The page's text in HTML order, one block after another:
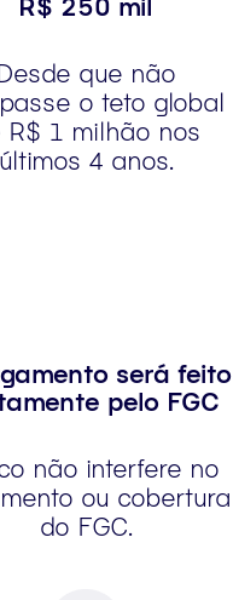
que não
o teto global
R$ 1 milhão nos
últimos 4 anos.
será feito
pelo FGC
não interfere no
ou cobertura
do FGC.